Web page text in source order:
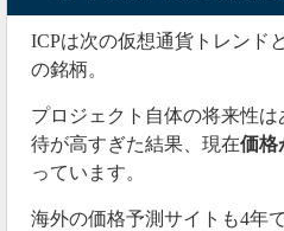
ICPは次の仮想通貨トレンド
の銘柄。
プロジェクト自体の将来性
待が高すぎた結果、現在価格
っています。
海外の価格予測サイトも4年